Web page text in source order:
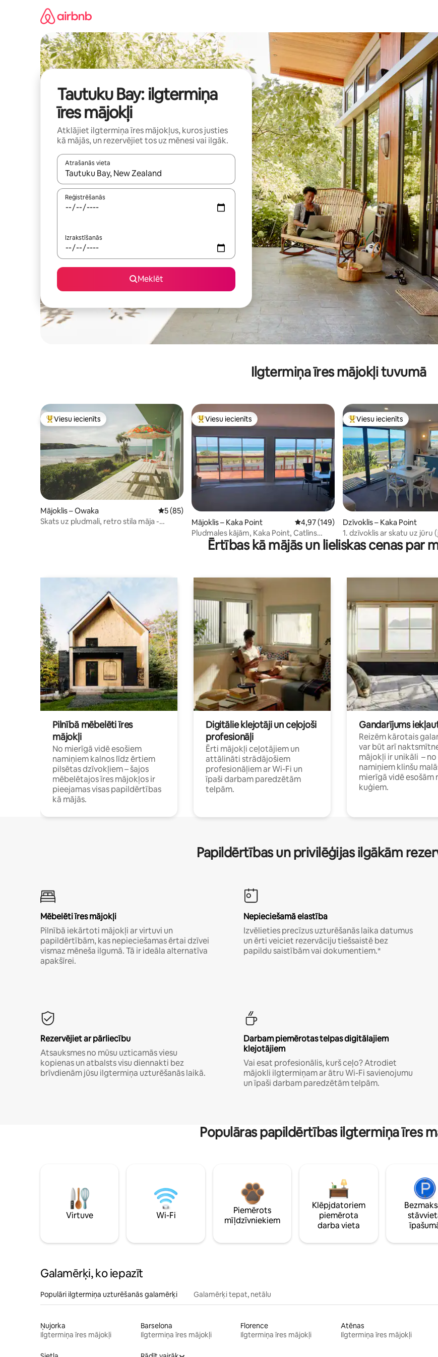
Tautuku Bay: ilgtermiņa
īres mājokļi
Atklājiet ilgtermiņa īres mājokļus, kuros justies
kā mājās, un rezervējiet tos uz mēnesi vai ilgāk.
Atrašanās vieta
Kad rezultāti kļūs pieejami, izmantojiet bultiņu uz augšu un uz leju vai izpētiet tos, pieskaroties ekrānam vai
Reģistrēšanās
Izrakstīšanās
Meklēt
Ilgtermiņa īres mājokļi tuvumā
Populārs viesu iecienīts mājoklis
Viesu iecienīts
Mājoklis – Owaka Vidējais vērtējums: 5 no 5, atsauksmju skaits: 85
5 (85)
Skats uz pludmali, retro stila māja -
Populārs viesu iecienīts mājoklis
Viesu iecienīts
Mājoklis – Kaka Point Vidējais vērtējums: 4,97 no 5, atsauksmju
4,97 (149)
Pludmales kājām, Kaka Point, Catlins
Coast
Populārs viesu iecienīts
Viesu iecienīts
Dzīvoklis – Kaka Point
1. dzīvoklis ar skatu uz jūru
Ērtības kā mājās un lieliskas cenas par
Pilnībā mēbelēti īres
mājokļi
No mierīgā vidē esošiem
namiņiem kalnos līdz ērtiem
pilsētas dzīvokļiem – šajos
mēbelētajos īres mājokļos ir
pieejamas visas papildērtības
kā mājās.
Digitālie klejotāji un ceļojoši
profesionāļi
Ērti mājokļi ceļotājiem un
attālināti strādājošiem
profesionāļiem ar Wi-Fi un
īpaši darbam paredzētām
telpām.
Gandarījums
Reizēm kārotais
var būt arī
mājokļi ir unikāli – no
namiņiem klinšu
mierīgā vidē esošām
kuģiem.
Papildērtības un privilēģijas ilgākām
Mēbelēti īres mājokļi
Pilnībā iekārtoti mājokļi ar virtuvi un
papildērtībām, kas nepieciešamas ērtai dzīvei
vismaz mēneša ilgumā. Tā ir ideāla alternatīva
apakšīrei.
Nepieciešamā elastība
Izvēlieties precīzus uzturēšanās laika datumus
un ērti veiciet rezervāciju tiešsaistē bez
papildu saistībām vai dokumentiem.*
Rezervējiet ar pārliecību
Atsauksmes no mūsu uzticamās viesu
kopienas un atbalsts visu diennakti bez
brīvdienām jūsu ilgtermiņa uzturēšanās laikā.
Darbam piemērotas telpas digitālajiem
klejotājiem
Vai esat profesionālis, kurš ceļo? Atrodiet
mājokli ilgtermiņam ar ātru Wi-Fi savienojumu
un īpaši darbam paredzētām telpām.
Populāras papildērtības ilgtermiņa īres
Virtuve Wi-Fi
Piemērots
mīļdzīvniekiem
Klēpjdatoriem
piemērota
darba vieta
Galamērķi, ko iepazīt
Populāri ilgtermiņa uzturēšanās galamērķi Galamērķi tepat, netālu
Ņujorka
Ilgtermiņa īres mājokļi
Barselona
Ilgtermiņa īres mājokļi
Florence
Ilgtermiņa īres mājokļi
Atēnas
Ilgtermiņa īres mājokļi